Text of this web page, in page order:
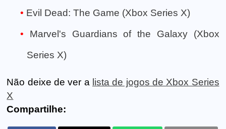
Evil Dead: The Game (Xbox Series X)
Marvel's Guardians of the Galaxy (Xbox
Series X)
Não deixe de ver a lista de jogos de Xbox Series
X
Compartilhe: